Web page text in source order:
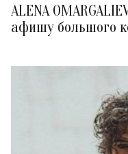
ALENA
афишу большого